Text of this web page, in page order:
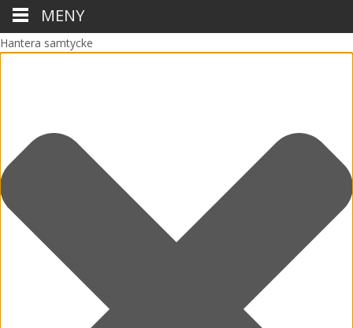
Hantera samtycke
MENY